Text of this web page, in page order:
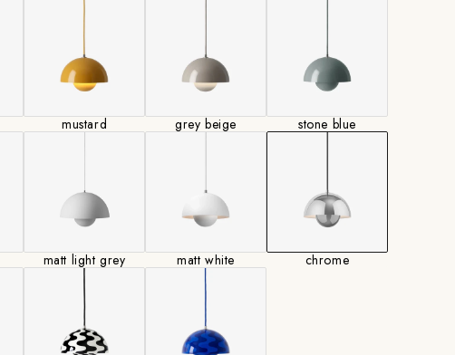
届けとなります。）
プは全長1800mmで納品されます。コードの長さ調整可能。
合は、加工料が発生します。
がり寸法には＋－2cmの差が生じることもございますの
。
mustard grey beige stone blue
matt light grey matt white chrome